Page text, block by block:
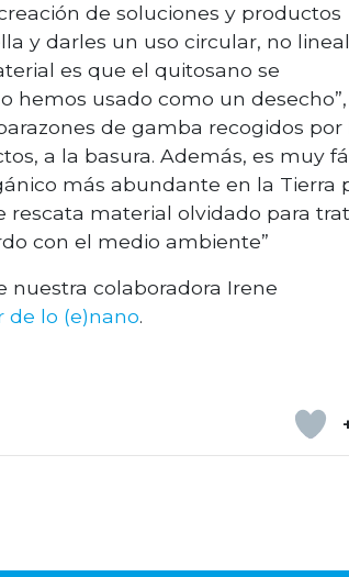
de soluciones y productos
y darles un uso circular, no
es que el quitosano se
hemos usado como un desecho”,
de gamba recogidos por
a la basura. Además, es muy
más abundante en la Tierra
rescata material olvidado para
con el medio ambiente”
nuestra colaboradora Irene
de lo (e)nano.